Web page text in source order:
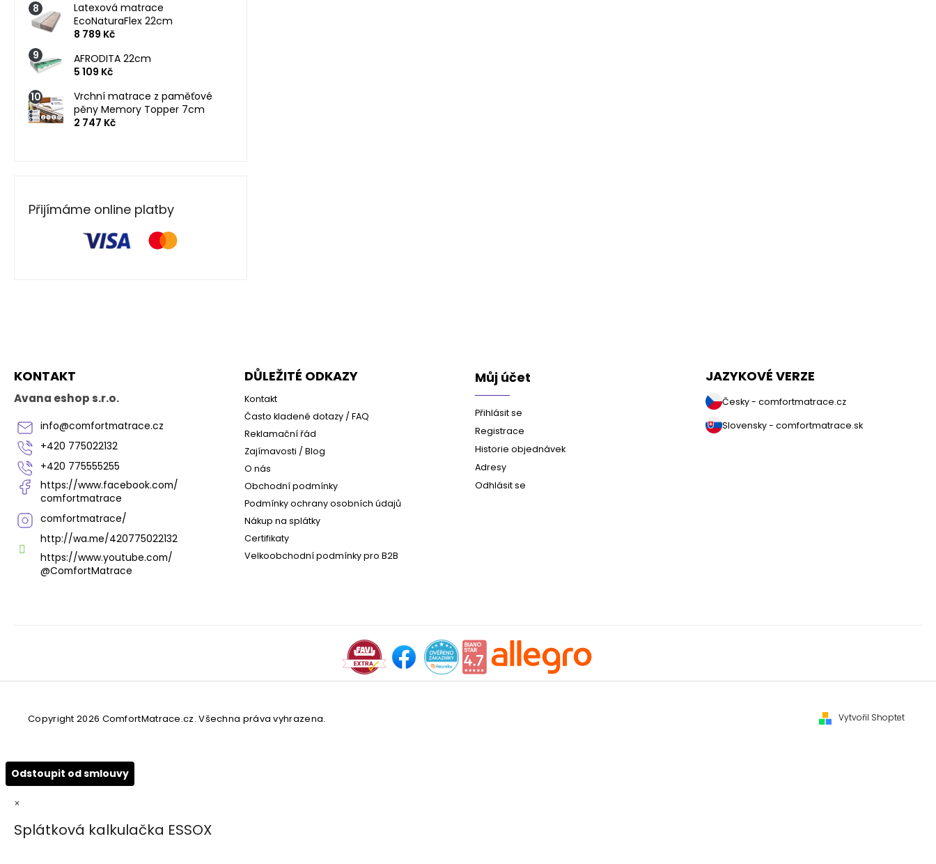
Latexová matrace
EcoNaturaFlex 22cm
8 789 Kč
AFRODITA 22cm
5 109 Kč
Vrchní matrace z paměťové
pěny Memory Topper 7cm
2 747 Kč
Přijímáme online platby
KONTAKT
Avana eshop s.r.o.
info@comfortmatrace.cz
+420 775022132
+420 775555255
https://www.facebook.com/
comfortmatrace
comfortmatrace/
http://wa.me/420775022132
https://www.youtube.com/
@ComfortMatrace
DŮLEŽITÉ ODKAZY
Kontakt
Často kladené dotazy / FAQ
Reklamační řád
Zajímavosti / Blog
O nás
Obchodní podmínky
Podmínky ochrany osobních údajů
Nákup na splátky
Certifikaty
Velkoobchodní podmínky pro B2B
Můj účet
Přihlásit se
Registrace
Historie objednávek
Adresy
Odhlásit se
JAZYKOVÉ VERZE
Česky - comfortmatrace.cz
Slovensky - comfortmatrace.sk
Vytvořil Shoptet
Copyright 2026 ComfortMatrace.cz. Všechna práva vyhrazena.
Odstoupit od smlouvy
×
Splátková kalkulačka ESSOX